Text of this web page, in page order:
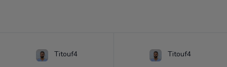
Titouf4 Titouf4